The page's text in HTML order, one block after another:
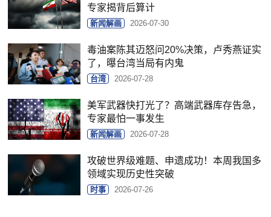
专家揭背后算计
新闻解画 2026-07-30
毒油案陈其迈怒问20%决策，卢秀燕证实
了，曝台湾当局有内鬼
台湾 2026-07-28
美军武器快打光了？高端武器库存告急，
专家最怕一事发生
新闻解画 2026-07-28
攻破世界级难题、申遗成功！本周我国多
领域实现历史性突破
时事 2026-07-26